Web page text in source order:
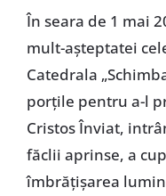
În seara de 1 mai
mult-așteptatei
Catedrala
porțile pentru a-l
Cristos Înviat,
făclii aprinse, a
îmbrățișarea